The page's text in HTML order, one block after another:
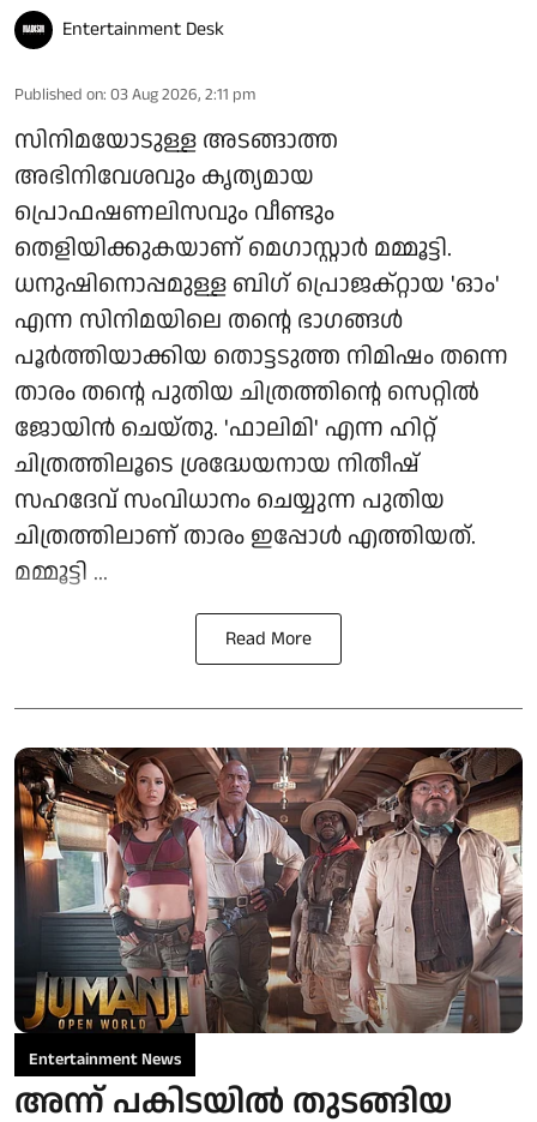
Entertainment Desk
Published on: 03 Aug 2026, 2:11 pm
സിനിമയോടുള്ള അടങ്ങാത്ത
അഭിനിവേശവും കൃത്യമായ
പ്രൊഫഷണലിസവും വീണ്ടും
തെളിയിക്കുകയാണ് മെഗാസ്റ്റാർ മമ്മൂട്ടി.
ധനുഷിനൊപ്പമുള്ള ബിഗ് പ്രൊജക്റ്റായ 'ഓം'
എന്ന സിനിമയിലെ തന്റെ ഭാഗങ്ങൾ
പൂർത്തിയാക്കിയ തൊട്ടടുത്ത നിമിഷം തന്നെ
താരം തന്റെ പുതിയ ചിത്രത്തിന്റെ സെറ്റിൽ
ജോയിൻ ചെയ്തു. 'ഫാലിമി' എന്ന ഹിറ്റ്
ചിത്രത്തിലൂടെ ശ്രദ്ധേയനായ നിതീഷ്
സഹദേവ് സംവിധാനം ചെയ്യുന്ന പുതിയ
ചിത്രത്തിലാണ് താരം ഇപ്പോൾ എത്തിയത്.
മമ്മൂട്ടി ...
Read More
Entertainment News
അന്ന് പകിടയില്‍ തുടങ്ങിയ